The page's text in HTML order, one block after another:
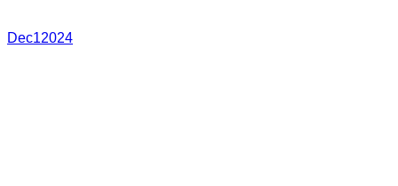
Dec12024